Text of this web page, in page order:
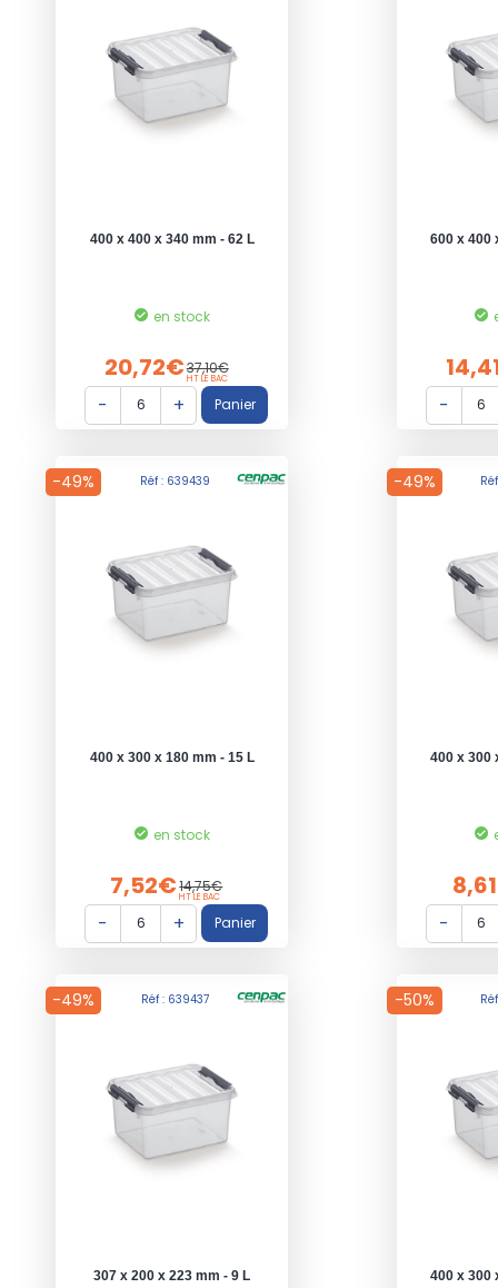
400 x 400 x 340 mm - 62 L
en stock
20,72€37,10€
HT LE BAC
600 x 400
-49% Réf : 639439
400 x 300 x 180 mm - 15 L
en stock
7,52€14,75€
HT LE BAC
-49%
400 x 300
-49% Réf : 639437
307 x 200 x 223 mm - 9 L
-50%
400 x 300